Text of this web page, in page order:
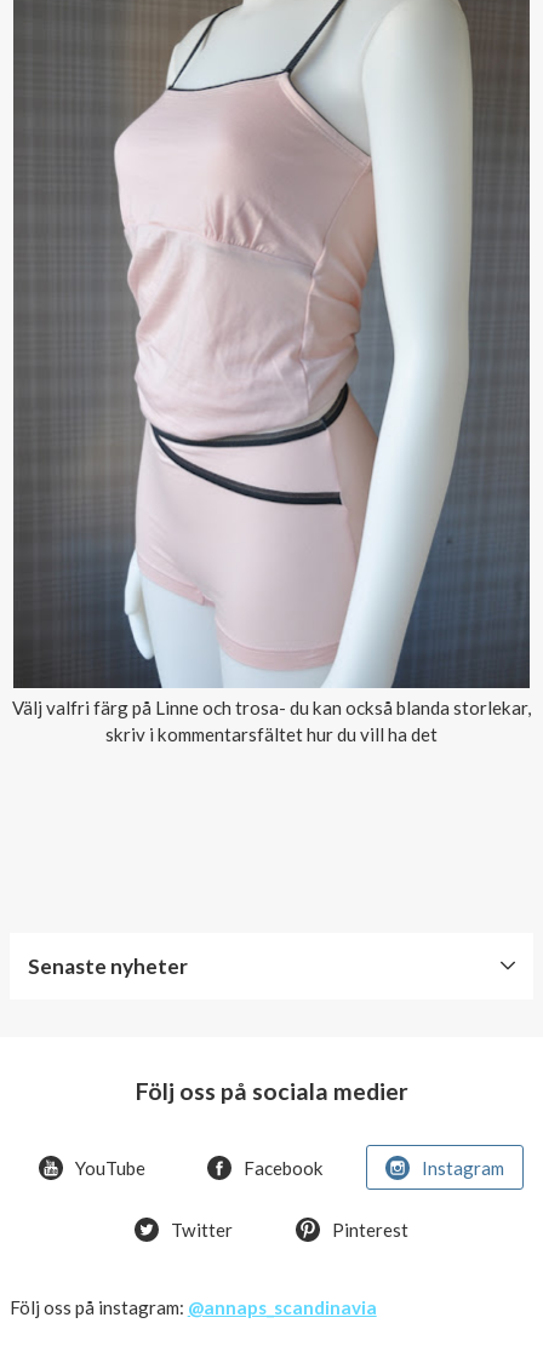
Välj valfri färg på Linne och trosa- du kan också blanda storlekar,
skriv i kommentarsfältet hur du vill ha det
Senaste nyheter
offer!
Just
Följ oss på sociala medier
YouTube Facebook Instagram
Twitter Pinterest
Följ oss på instagram: @annaps_scandinavia